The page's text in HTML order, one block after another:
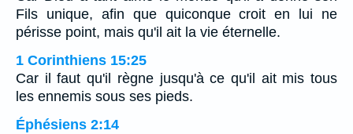
Fils unique, afin que quiconque croit en lui ne
périsse point, mais qu'il ait la vie éternelle.
1 Corinthiens 15:25
Car il faut qu'il règne jusqu'à ce qu'il ait mis tous
les ennemis sous ses pieds.
Éphésiens 2:14